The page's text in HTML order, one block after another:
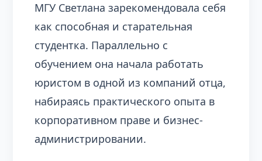
МГУ Светлана зарекомендовала себя
как способная и старательная
студентка. Параллельно с
обучением она начала работать
юристом в одной из компаний отца,
набираясь практического опыта в
корпоративном праве и бизнес-
администрировании.